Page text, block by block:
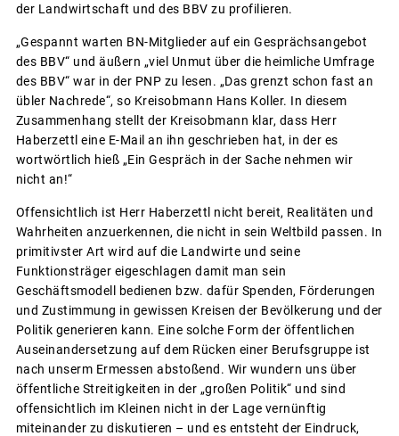
der Landwirtschaft und des BBV zu profilieren.
„Gespannt warten BN-Mitglieder auf ein Gesprächsangebot
des BBV“ und äußern „viel Unmut über die heimliche Umfrage
des BBV“ war in der PNP zu lesen. „Das grenzt schon fast an
übler Nachrede“, so Kreisobmann Hans Koller. In diesem
Zusammenhang stellt der Kreisobmann klar, dass Herr
Haberzettl eine E-Mail an ihn geschrieben hat, in der es
wortwörtlich hieß „Ein Gespräch in der Sache nehmen wir
nicht an!“
Offensichtlich ist Herr Haberzettl nicht bereit, Realitäten und
Wahrheiten anzuerkennen, die nicht in sein Weltbild passen. In
primitivster Art wird auf die Landwirte und seine
Funktionsträger eigeschlagen damit man sein
Geschäftsmodell bedienen bzw. dafür Spenden, Förderungen
und Zustimmung in gewissen Kreisen der Bevölkerung und der
Politik generieren kann. Eine solche Form der öffentlichen
Auseinandersetzung auf dem Rücken einer Berufsgruppe ist
nach unserm Ermessen abstoßend. Wir wundern uns über
öffentliche Streitigkeiten in der „großen Politik“ und sind
offensichtlich im Kleinen nicht in der Lage vernünftig
miteinander zu diskutieren – und es entsteht der Eindruck,